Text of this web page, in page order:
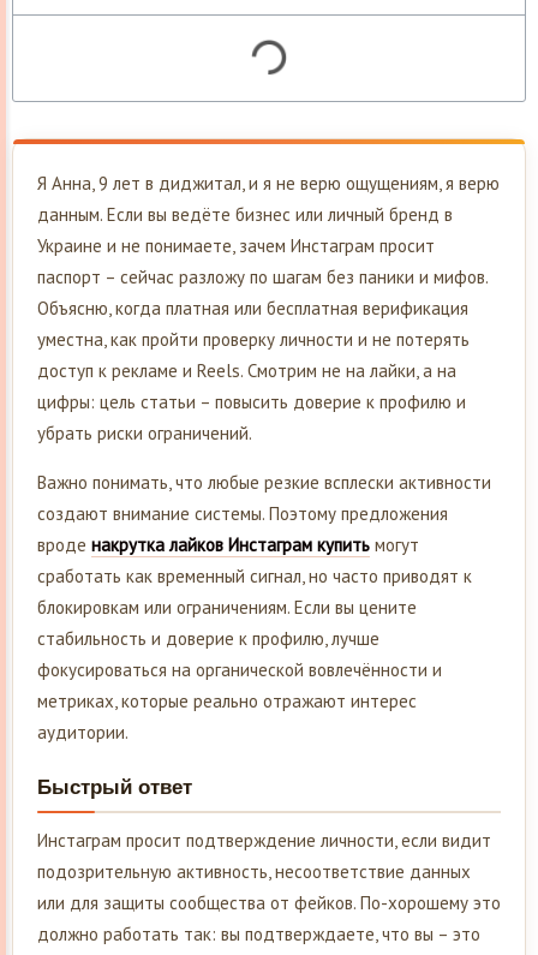
Я Анна, 9 лет в диджитал, и я не верю ощущениям, я верю
данным. Если вы ведёте бизнес или личный бренд в
Украине и не понимаете, зачем Инстаграм просит
паспорт – сейчас разложу по шагам без паники и мифов.
Объясню, когда платная или бесплатная верификация
уместна, как пройти проверку личности и не потерять
доступ к рекламе и Reels. Смотрим не на лайки, а на
цифры: цель статьи – повысить доверие к профилю и
убрать риски ограничений.
Важно понимать, что любые резкие всплески активности
создают внимание системы. Поэтому предложения
вроде накрутка лайков Инстаграм купить могут
сработать как временный сигнал, но часто приводят к
блокировкам или ограничениям. Если вы цените
стабильность и доверие к профилю, лучше
фокусироваться на органической вовлечённости и
метриках, которые реально отражают интерес
аудитории.
Быстрый ответ
Инстаграм просит подтверждение личности, если видит
подозрительную активность, несоответствие данных
или для защиты сообщества от фейков. По-хорошему это
должно работать так: вы подтверждаете, что вы – это